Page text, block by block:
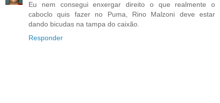
Eu nem consegui enxergar direito o que realmente o
caboclo quis fazer no Puma, Rino Malzoni deve estar
dando bicudas na tampa do caixão.
Responder